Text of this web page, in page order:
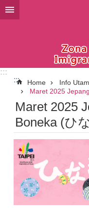
Lompat ke blok konten
:::
:::
Home Info
Maret 2025
Maret 2025
Boneka (ひ